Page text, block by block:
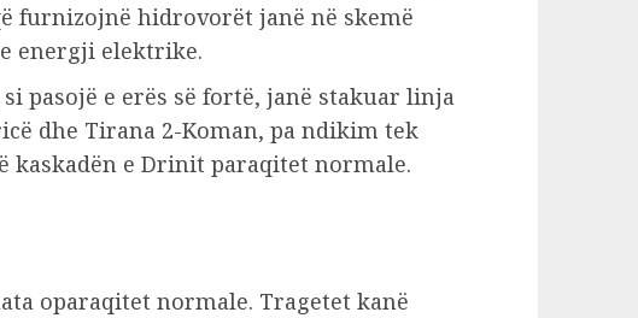
furnizojnë hidrovorët janë në skemë
energji elektrike.
pasojë e erës së fortë, janë stakuar linja
dhe Tirana 2-Koman, pa ndikim tek
kaskadën e Drinit paraqitet normale.
oparaqitet normale. Tragetet kanë